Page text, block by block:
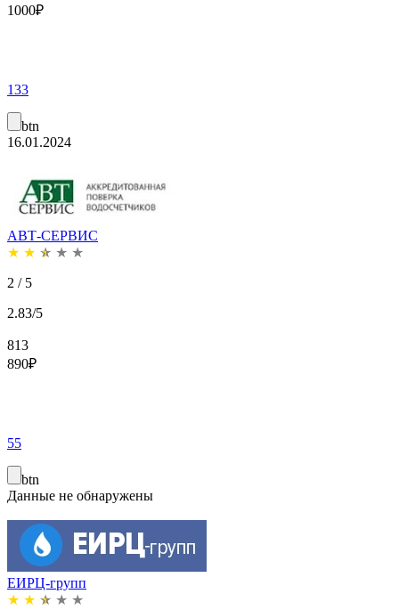
1000₽
133
btn
16.01.2024
АВТ-СЕРВИС
★ ★ ★ ★ ★
2 / 5
2.83/5
813
890₽
55
btn
Данные не обнаружены
ЕИРЦ-групп
★ ★ ★ ★ ★